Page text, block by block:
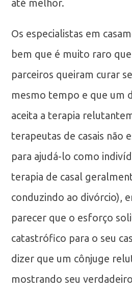
até melhor.
Os especialistas em
bem que é muito raro
parceiros queiram curar
mesmo tempo e que um
aceita a terapia
terapeutas de casais não
para ajudá-lo como
terapia de casal
conduzindo ao divórcio),
parecer que o esforço
catastrófico para o seu
dizer que um cônjuge
mostrando seu